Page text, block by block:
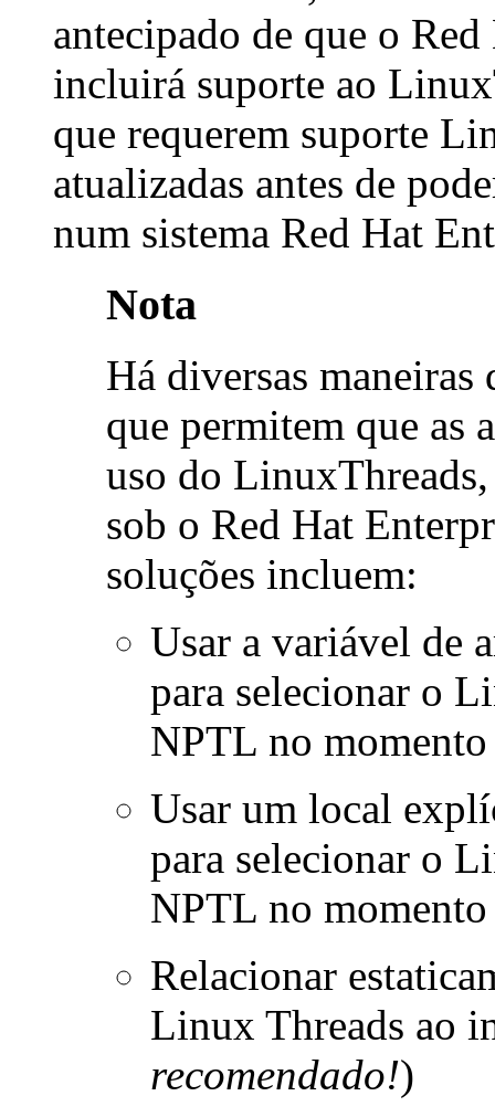
antecipado de que o
incluirá suporte ao
que requerem suporte
atualizadas antes de
num sistema Red Hat
Nota
Há diversas
que permitem que as
uso do
sob o Red Hat
soluções incluem:
Usar a variável de
para selecionar o
NPTL no
Usar um local
para selecionar o
NPTL no momento
Relacionar
Linux Threads ao
recomendado!)